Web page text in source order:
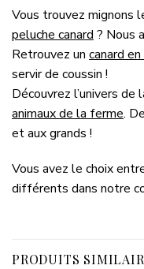
Vous trouvez mignons
peluche canard ? Nous
Retrouvez un canard
servir de coussin !
Découvrez l’univers
animaux de la ferme.
et aux grands !
Vous avez le choix
différents dans notre
PRODUITS